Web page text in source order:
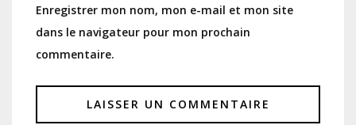
Enregistrer mon nom, mon e-mail et mon site
dans le navigateur pour mon prochain
commentaire.